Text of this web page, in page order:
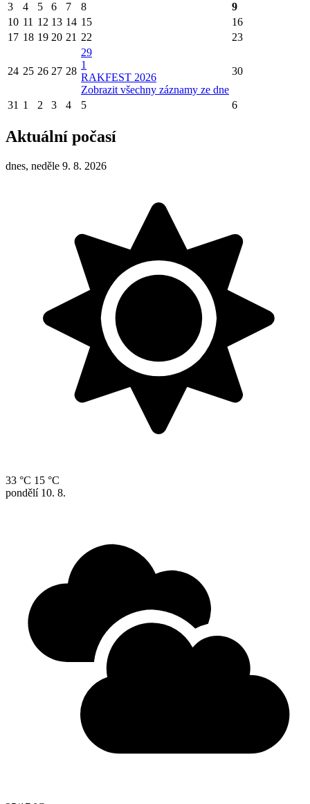
3 4 5 6 7 8
9
10 11 12 13 14 15
16
17 18 19 20 21 22 23
24 25 26 27 28
29
1
RAKFEST 2026
Zobrazit všechny záznamy ze dne
30
31 1 2 3 4 5 6
Aktuální počasí
dnes, neděle 9. 8. 2026
33 °C 15 °C
pondělí 10. 8.